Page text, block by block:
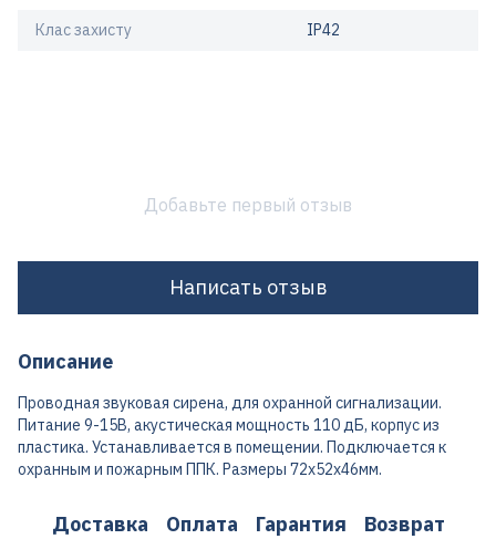
Клас захисту IP42
Добавьте первый отзыв
Написать отзыв
Описание
Проводная звуковая сирена, для охранной сигнализации.
Питание 9-15В, акустическая мощность 110 дБ, корпус из
пластика. Устанавливается в помещении. Подключается к
охранным и пожарным ППК. Размеры 72х52х46мм.
Доставка Оплата Гарантия Возврат